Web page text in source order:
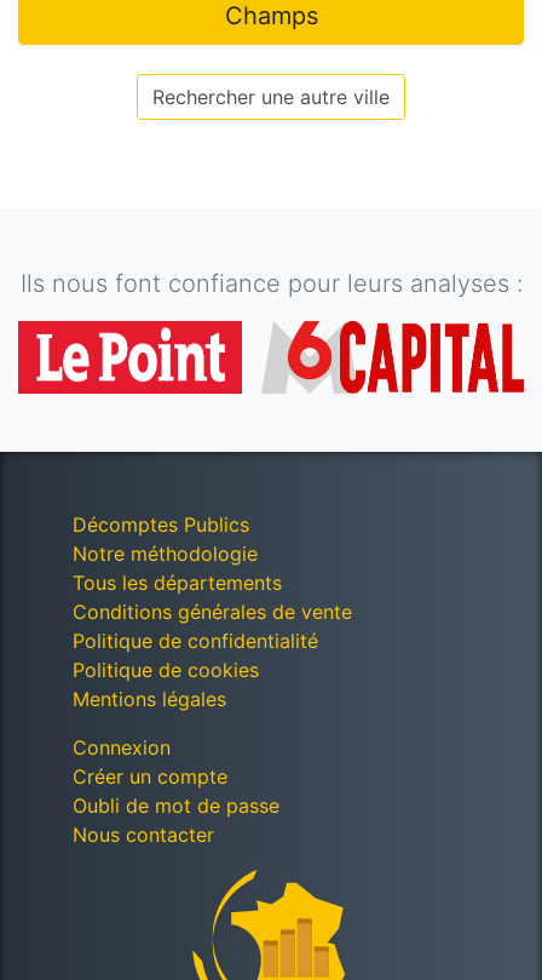
Champs
Rechercher une autre ville
Ils nous font confiance pour leurs analyses :
Décomptes Publics
Notre méthodologie
Tous les départements
Conditions générales de vente
Politique de confidentialité
Politique de cookies
Mentions légales
Connexion
Créer un compte
Oubli de mot de passe
Nous contacter